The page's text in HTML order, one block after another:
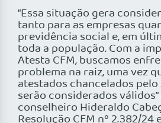
“Essa situação gera
tanto para as empresas
previdência social e, em
toda a população. Com a
Atesta CFM, buscamos
problema na raiz, uma vez
atestados chancelados pelo
serão considerados
conselheiro Hideraldo